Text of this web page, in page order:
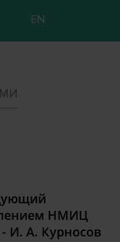
EN
НМИЦ
И. А. Курносов